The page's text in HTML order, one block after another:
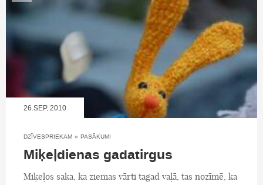
26.SEP, 2010
DZĪVESPRIEKAM » PASĀKUMI
Miķeļdienas gadatirgus
Miķeļos saka, ka ziemas vārti tagad vaļā, tas nozīmē, ka